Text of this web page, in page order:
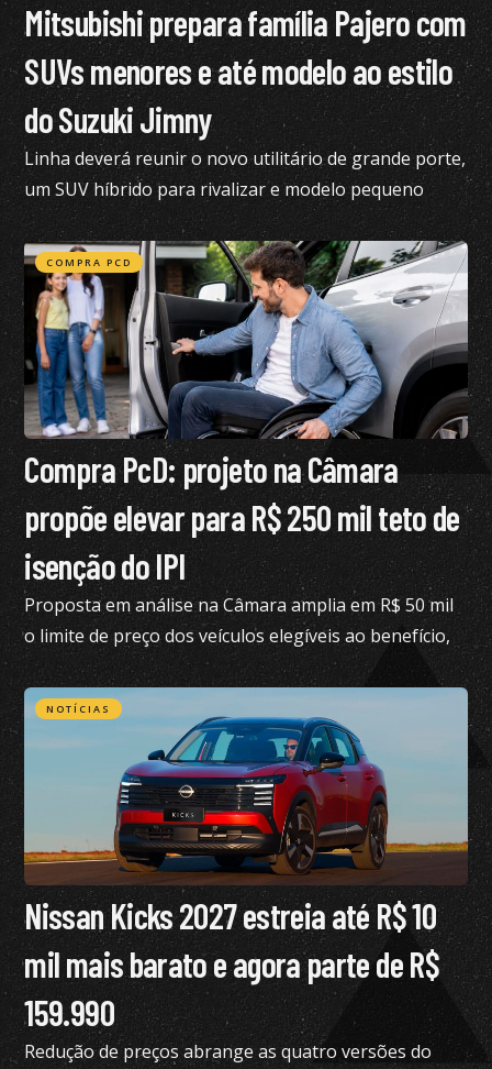
Mitsubishi prepara família Pajero com
SUVs menores e até modelo ao estilo
do Suzuki Jimny
Linha deverá reunir o novo utilitário de grande porte,
um SUV híbrido para rivalizar e modelo pequeno
semelhante ao Suzuki Jimny
COMPRA PCD
Compra PcD: projeto na Câmara
propõe elevar para R$ 250 mil teto de
isenção do IPI
Proposta em análise na Câmara amplia em R$ 50 mil
o limite de preço dos veículos elegíveis ao benefício,
hoje fixado em R$ 200 mil
NOTÍCIAS
Nissan Kicks 2027 estreia até R$ 10
mil mais barato e agora parte de R$
159.990
Redução de preços abrange as quatro versões do